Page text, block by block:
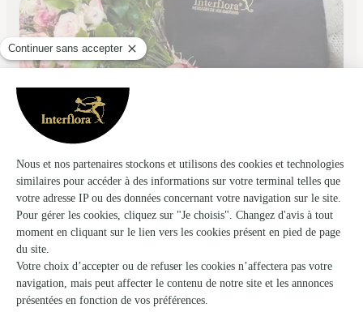
Atelier du Fleuriste
Annecy
★★★★★4.2 (49)
11, rue de la République
Voir la boutique